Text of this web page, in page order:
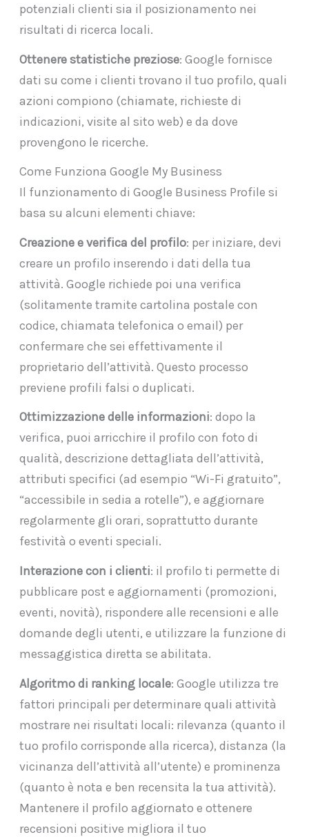
potenziali clienti sia il posizionamento nei
risultati di ricerca locali.
Ottenere statistiche preziose: Google fornisce
dati su come i clienti trovano il tuo profilo, quali
azioni compiono (chiamate, richieste di
indicazioni, visite al sito web) e da dove
provengono le ricerche.
Come Funziona Google My Business
Il funzionamento di Google Business Profile si
basa su alcuni elementi chiave:
Creazione e verifica del profilo: per iniziare, devi
creare un profilo inserendo i dati della tua
attività. Google richiede poi una verifica
(solitamente tramite cartolina postale con
codice, chiamata telefonica o email) per
confermare che sei effettivamente il
proprietario dell’attività. Questo processo
previene profili falsi o duplicati.
Ottimizzazione delle informazioni: dopo la
verifica, puoi arricchire il profilo con foto di
qualità, descrizione dettagliata dell’attività,
attributi specifici (ad esempio “Wi-Fi gratuito”,
“accessibile in sedia a rotelle”), e aggiornare
regolarmente gli orari, soprattutto durante
festività o eventi speciali.
Interazione con i clienti: il profilo ti permette di
pubblicare post e aggiornamenti (promozioni,
eventi, novità), rispondere alle recensioni e alle
domande degli utenti, e utilizzare la funzione di
messaggistica diretta se abilitata.
Algoritmo di ranking locale: Google utilizza tre
fattori principali per determinare quali attività
mostrare nei risultati locali: rilevanza (quanto il
tuo profilo corrisponde alla ricerca), distanza (la
vicinanza dell’attività all’utente) e prominenza
(quanto è nota e ben recensita la tua attività).
Mantenere il profilo aggiornato e ottenere
recensioni positive migliora il tuo